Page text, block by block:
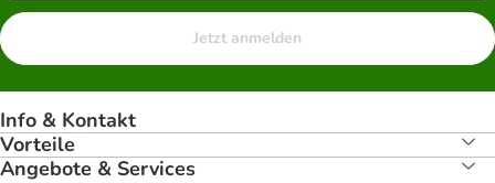
Jetzt anmelden
Info & Kontakt
Vorteile
Angebote & Services